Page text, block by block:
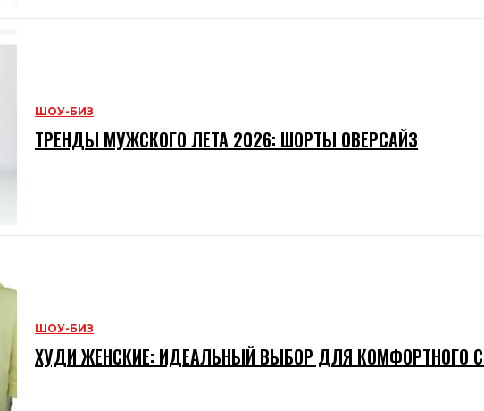
ШОУ-БИЗ
ТРЕНДЫ МУЖСКОГО ЛЕТА 2026: ШОРТЫ ОВЕРСАЙЗ
ШОУ-БИЗ
ХУДИ ЖЕНСКИЕ: ИДЕАЛЬНЫЙ ВЫБОР ДЛЯ КОМФОРТНОГО